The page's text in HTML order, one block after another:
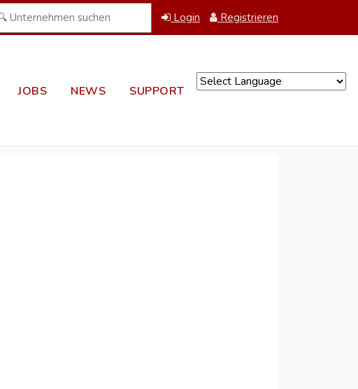
Login Registrieren
JOBS NEWS SUPPORT